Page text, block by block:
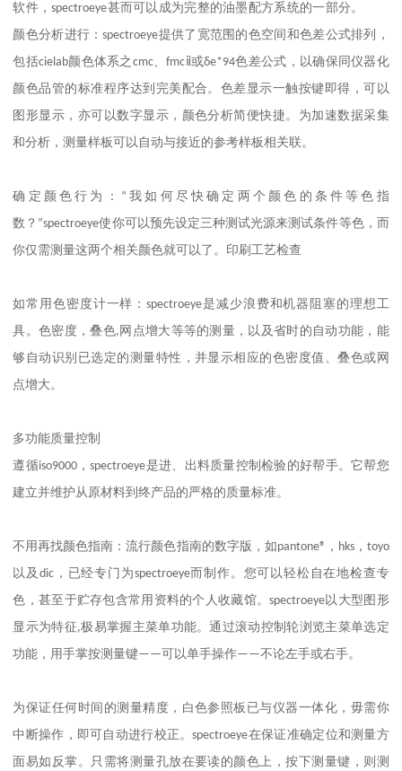
软件，spectroeye甚而可以成为完整的油墨配方系统的一部分。
颜色分析进行：spectroeye提供了宽范围的色空间和色差公式排列，
包括cielab颜色体系之cmc、fmcⅱ或δe*94色差公式，以确保同仪器化
颜色品管的标准程序达到完美配合。色差显示一触按键即得，可以
图形显示，亦可以数字显示，颜色分析简便快捷。为加速数据采集
和分析，测量样板可以自动与接近的参考样板相关联。
确定颜色行为： “ 我如何尽快确定两个颜色的条件等色指
数？ ”spectroeye使你可以预先设定三种测试光源来测试条件等色，而
你仅需测量这两个相关颜色就可以了。印刷工艺检查
如常用色密度计一样：spectroeye是减少浪费和机器阻塞的理想工
具。色密度，叠色, 网点增大等等的测量，以及省时的自动功能，能
够自动识别已选定的测量特性，并显示相应的色密度值、叠色或网
点增大。
多功能质量控制
遵循iso9000，spectroeye是进、出料质量控制检验的好帮手。它帮您
建立并维护从原材料到终产品的严格的质量标准。
不用再找颜色指南：流行颜色指南的数字版，如 pantone® ， hks， toyo
以及dic，已经专门为spectroeye而制作。您可以轻松自在地检查专
色，甚至于贮存包含常用资料的个人收藏馆。spectroeye以大型图形
显示为特征,极易掌握主菜单功能。通过滚动控制轮浏览主菜单选定
功能，用手掌按测量键—— 可以单手操作——不论左手或右手。
为保证任何时间的测量精度，白色参照板已与仪器一体化，毋需你
中断操作，即可自动进行校正。spectroeye在保证准确定位和测量方
面易如反掌。只需将测量孔放在要读的颜色上，按下测量键，则测